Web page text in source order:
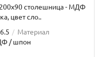
столешница - МДФ
цвет сло..
Материал
/ шпон